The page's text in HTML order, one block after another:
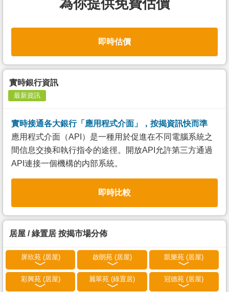
為你提供免費估價
即時估價
實時銀行資訊
最新資訊
實時接通各大銀行「應用程式介面」，按揭資訊快而準
應用程式介面（API）是一種用於促進在不同電腦系統之
間信息交換和執行指令的途徑。開放API允許第三方通過
API連接一個機構的内部系統。
即時比較
居屋 / 綠置居 按揭市場分佈
屏欣苑 (居屋) 啟朗苑 (居屋) 凱樂苑 (居屋)
彩興苑 (居屋) 麗翠苑 (綠置居) 冠德苑 (居屋)